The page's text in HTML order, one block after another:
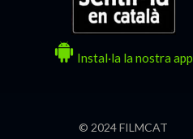
Instal·la la nostra app
© 2024 FILMCAT